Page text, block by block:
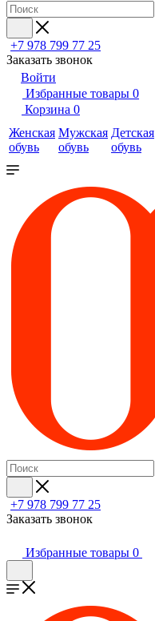
+7 978 799 77 25
Заказать звонок
Войти
Избранные товары 0
Корзина 0
Женская
обувь
Мужская
обувь
Детская
обувь
+7 978 799 77 25
Заказать звонок
Избранные товары 0